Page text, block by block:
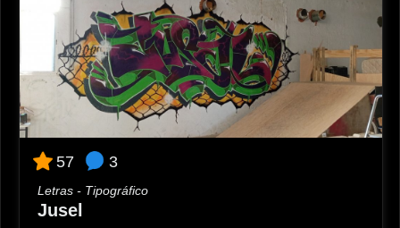
Muy creativo, imaginativo, colorido, alegre
26-09-2024 23:08
Eres un fiera Feño, siempre me sorprendes con tus
diseños
26-09-2024 23:36
🏆🏆🏅🏅
27-09-2024 08:59
57 3
Letras - Tipográfico
Jusel